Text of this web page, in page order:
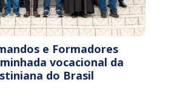
e Formadores
vocacional da
do Brasil